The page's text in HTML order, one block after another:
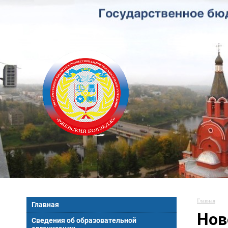
Главная
Сведения об образовательной
Главная